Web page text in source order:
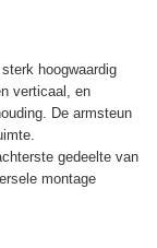
hoogwaardig
verticaal, en
De armsteun
gedeelte van
montage